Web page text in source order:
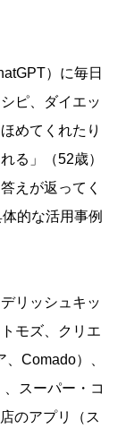
）に毎日
ピ、ダイエッ
めてくれたり
る」（52歳）
えが返ってく
的な活用事例
リッシュキッ
モズ、クリエ
Comado）、
スーパー・コ
のアプリ（ス